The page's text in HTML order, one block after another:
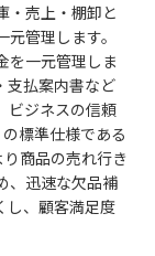
・売上・棚卸と
管理します。
を一元管理しま
支払案内書など
ビジネスの信頼
標準仕様である
り商品の売れ行き
、迅速な欠品補
し、顧客満足度